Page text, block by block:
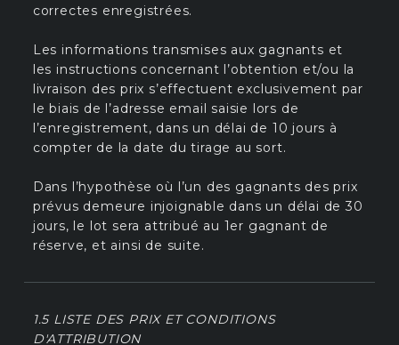
correctes enregistrées.
Les informations transmises aux gagnants et
les instructions concernant l’obtention et/ou la
livraison des prix s’effectuent exclusivement par
le biais de l’adresse email saisie lors de
l’enregistrement, dans un délai de 10 jours à
compter de la date du tirage au sort.
Dans l’hypothèse où l’un des gagnants des prix
prévus demeure injoignable dans un délai de 30
jours, le lot sera attribué au 1er gagnant de
réserve, et ainsi de suite.
1.5 LISTE DES PRIX ET CONDITIONS
D'ATTRIBUTION